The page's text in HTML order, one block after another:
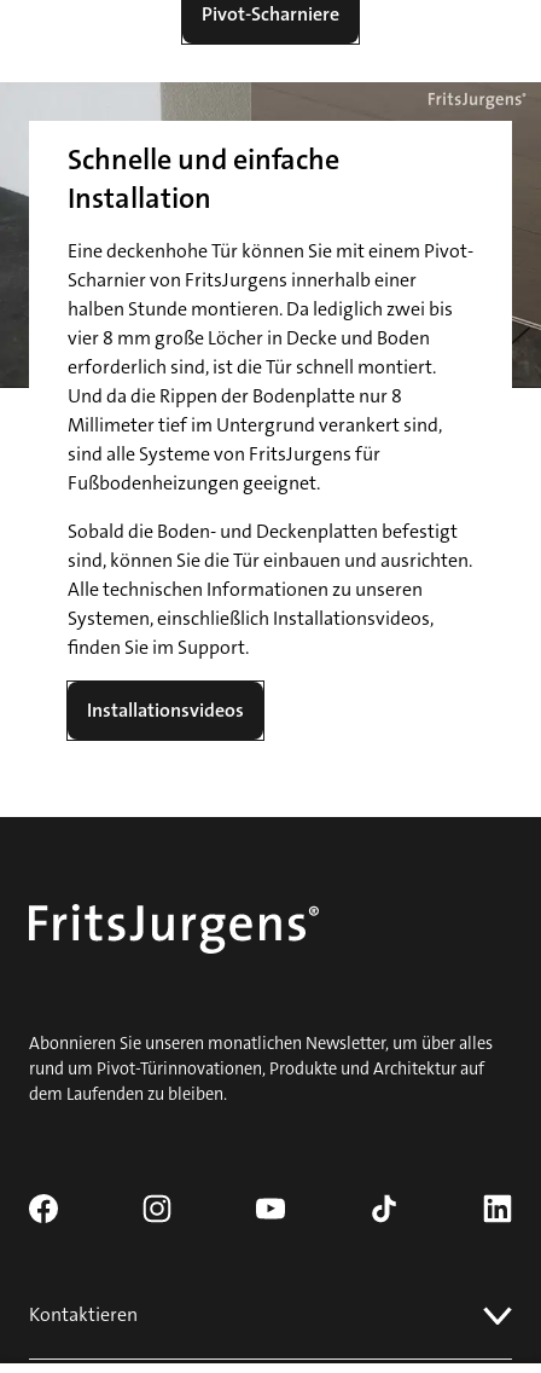
Pivot-Scharniere
Schnelle und einfache
Installation
Eine deckenhohe Tür können Sie mit einem Pivot-
Scharnier von FritsJurgens innerhalb einer
halben Stunde montieren. Da lediglich zwei bis
vier 8 mm große Löcher in Decke und Boden
erforderlich sind, ist die Tür schnell montiert.
Und da die Rippen der Bodenplatte nur 8
Millimeter tief im Untergrund verankert sind,
sind alle Systeme von FritsJurgens für
Fußbodenheizungen geeignet.
Sobald die Boden- und Deckenplatten befestigt
sind, können Sie die Tür einbauen und ausrichten.
Alle technischen Informationen zu unseren
Systemen, einschließlich Installationsvideos,
finden Sie im Support.
Installationsvideos
Abonnieren Sie unseren monatlichen Newsletter, um über alles
rund um Pivot-Türinnovationen, Produkte und Architektur auf
dem Laufenden zu bleiben.
Kontaktieren
Fordern Sie ein Angebot an